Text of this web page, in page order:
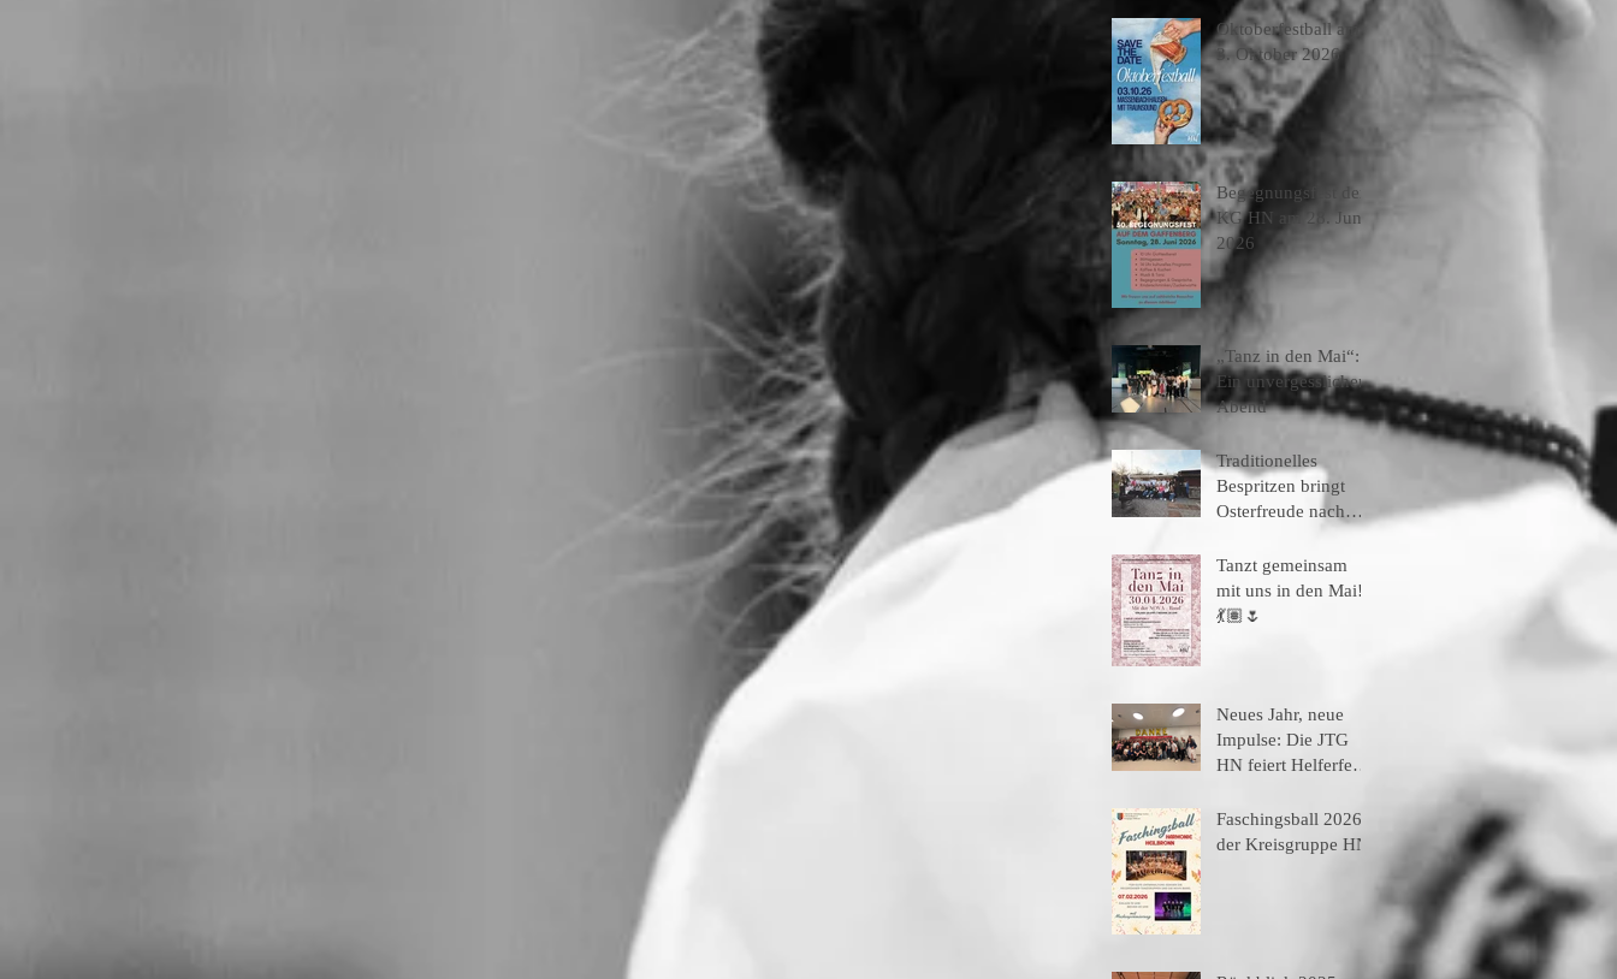
Heimattag 2026
Oktoberfestball am
3. Oktober 2026
Begegnungsfest der
KG HN am 28. Juni
2026
„Tanz in den Mai“:
Ein unvergesslicher
Abend
Traditionelles
Bespritzen bringt
Osterfreude nach
Tanzt gemeinsam
mit uns in den Mai!
💃🏽🌷
Neues Jahr, neue
Impulse: Die JTG
HN feiert Helferfest
Vorstand vor
Faschingsball 2026
der Kreisgruppe HN